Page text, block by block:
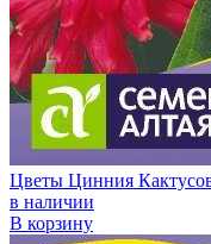
Цветы Цинния
в наличии
В корзину